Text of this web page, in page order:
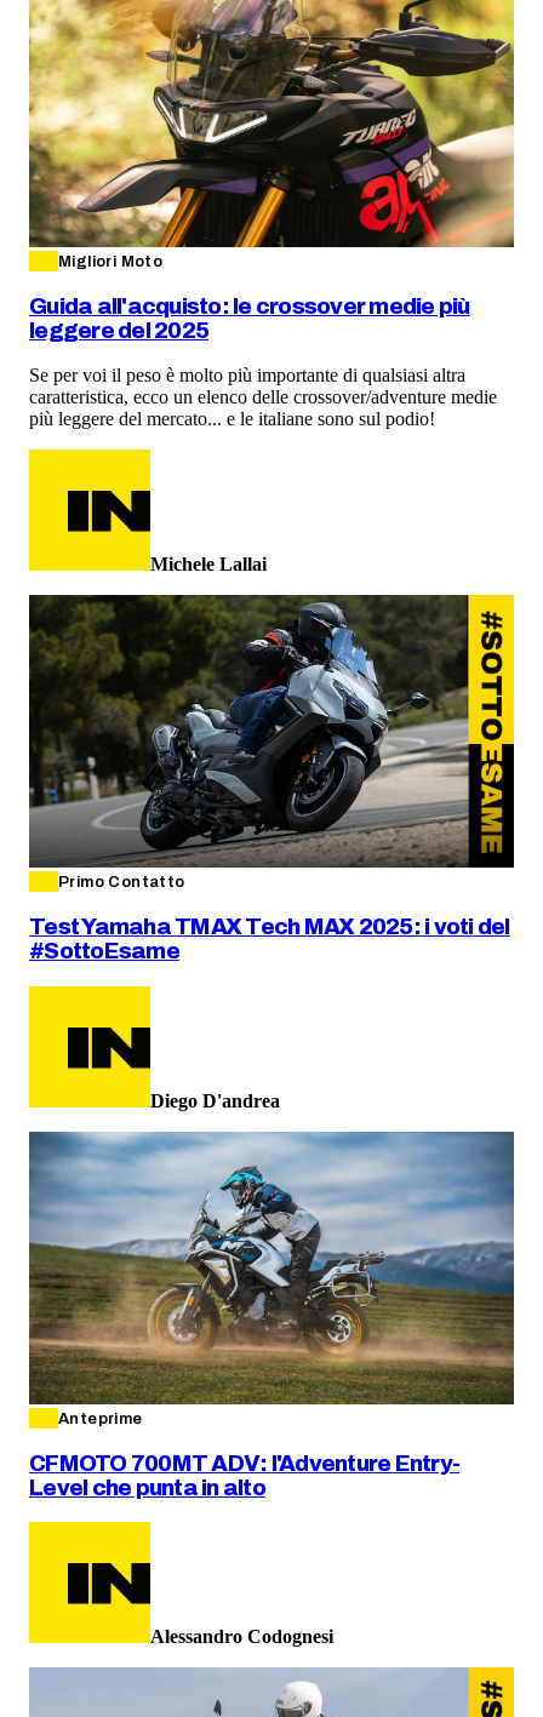
Migliori Moto
Guida all'acquisto: le crossover medie più
leggere del 2025
Se per voi il peso è molto più importante di qualsiasi altra
caratteristica, ecco un elenco delle crossover/adventure medie
più leggere del mercato... e le italiane sono sul podio!
Michele Lallai
Primo Contatto
Test Yamaha TMAX Tech MAX 2025: i voti del
#SottoEsame
Diego D'andrea
Anteprime
CFMOTO 700MT ADV: l'Adventure Entry-
Level che punta in alto
Alessandro Codognesi